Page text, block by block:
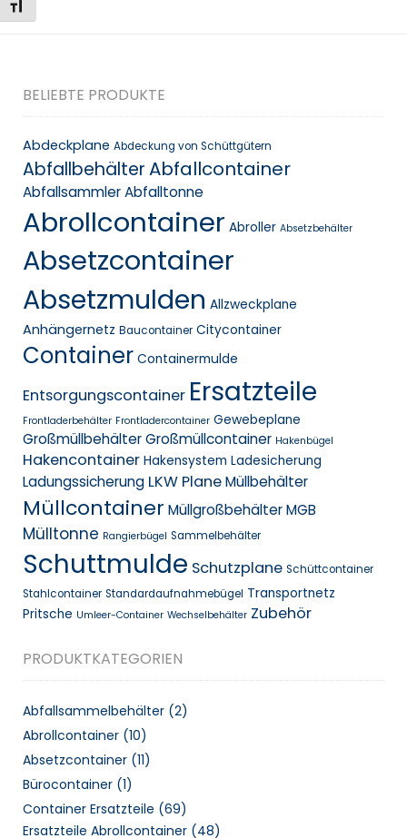
Toggle Font size
BELIEBTE PRODUKTE
Abdeckplane Abdeckung von Schüttgütern
AbfallbehälterAbfallcontainer
AbfallsammlerAbfalltonne
Abrollcontainer Abroller Absetzbehälter
Absetzcontainer
Absetzmulden Allzweckplane
Anhängernetz Baucontainer Citycontainer
Container Containermulde
Entsorgungscontainer Ersatzteile
Frontladerbehälter Frontladercontainer Gewebeplane
GroßmüllbehälterGroßmüllcontainer Hakenbügel
Hakencontainer Hakensystem Ladesicherung
Ladungssicherung LKW PlaneMüllbehälter
Müllcontainer Müllgroßbehälter MGB
Mülltonne Rangierbügel Sammelbehälter
Schuttmulde Schutzplane Schüttcontainer
Stahlcontainer Standardaufnahmebügel Transportnetz
Pritsche Umleer-Container Wechselbehälter Zubehör
PRODUKTKATEGORIEN
Abfallsammelbehälter (2)
Abrollcontainer (10)
Absetzcontainer (11)
Bürocontainer (1)
Container Ersatzteile (69)
Ersatzteile Abrollcontainer (48)